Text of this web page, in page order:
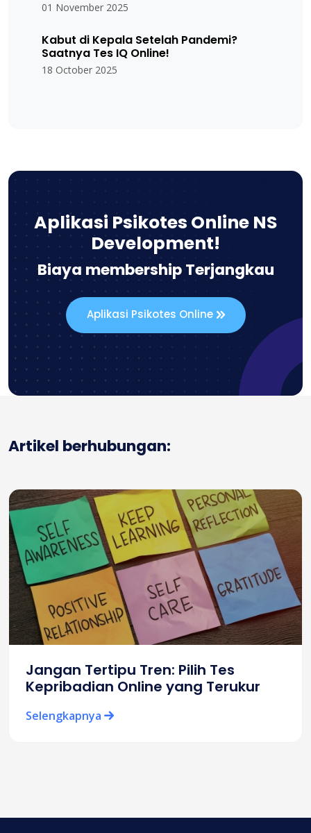
01 November 2025
Kabut di Kepala Setelah Pandemi?
Saatnya Tes IQ Online!
18 October 2025
Aplikasi Psikotes Online NS
Development!
Biaya membership Terjangkau
Aplikasi Psikotes Online
Artikel berhubungan:
Jangan Tertipu Tren: Pilih Tes
Kepribadian Online yang Terukur
Selengkapnya